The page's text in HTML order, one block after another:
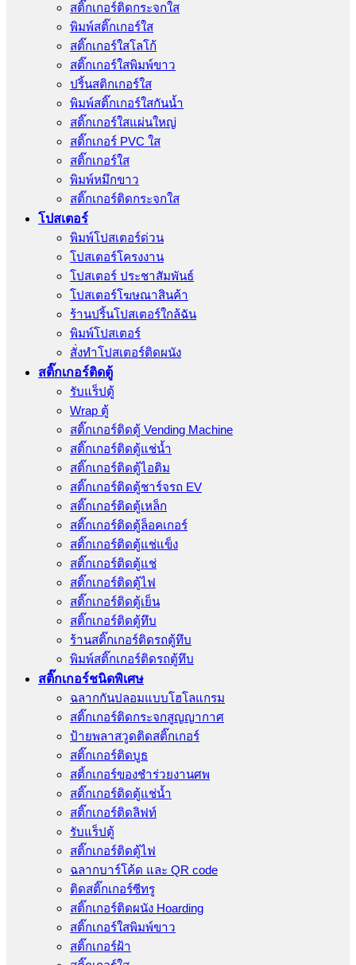
สติ๊กเกอร์ติดกระจกใส
พิมพ์สติ๊กเกอร์ใส
สติ๊กเกอร์ใสโลโก้
สติ๊กเกอร์ใสพิมพ์ขาว
ปริ้นสติกเกอร์ใส
พิมพ์สติ๊กเกอร์ใสกันน้ำ
สติ๊กเกอร์ใสแผ่นใหญ่
สติ๊กเกอร์ PVC ใส
สติ๊กเกอร์ใส
พิมพ์หมึกขาว
สติ๊กเกอร์ติดกระจกใส
โปสเตอร์
พิมพ์โปสเตอร์ด่วน
โปสเตอร์โครงงาน
โปสเตอร์ ประชาสัมพันธ์
โปสเตอร์โฆษณาสินค้า
ร้านปริ้นโปสเตอร์ใกล้ฉัน
พิมพ์โปสเตอร์
สั่งทําโปสเตอร์ติดผนัง
สติ๊กเกอร์ติดตู้
รับแร็ปตู้
Wrap ตู้
สติ๊กเกอร์ติดตู้ Vending Machine
สติ๊กเกอร์ติดตู้แช่น้ำ
สติ๊กเกอร์ติดตู้ไอติม
สติ๊กเกอร์ติดตู้ชาร์จรถ EV
สติ๊กเกอร์ติดตู้เหล็ก
สติ๊กเกอร์ติดตู้ล็อคเกอร์
สติ๊กเกอร์ติดตู้แช่แข็ง
สติ๊กเกอร์ติดตู้แช่
สติ๊กเกอร์ติดตู้ไฟ
สติ๊กเกอร์ติดตู้เย็น
สติ๊กเกอร์ติดตู้ทึบ
ร้านสติ๊กเกอร์ติดรถตู้ทึบ
พิมพ์สติ๊กเกอร์ติดรถตู้ทึบ
สติ๊กเกอร์ชนิดพิเศษ
ฉลากกันปลอมแบบโฮโลแกรม
สติ๊กเกอร์ติดกระจกสูญญากาศ
ป้ายพลาสวูดติดสติ๊กเกอร์
สติ๊กเกอร์ติดบูธ
สติ้กเกอร์ของชำร่วยงานศพ
สติ๊กเกอร์ติดตู้แช่น้ำ
สติ๊กเกอร์ติดลิฟท์
รับแร็ปตู้
สติ๊กเกอร์ติดตู้ไฟ
ฉลากบาร์โค้ด และ QR code
ติดสติ๊กเกอร์ซีทรู
สติ๊กเกอร์ติดผนัง Hoarding
สติ๊กเกอร์ใสพิมพ์ขาว
สติ๊กเกอร์ฝ้า